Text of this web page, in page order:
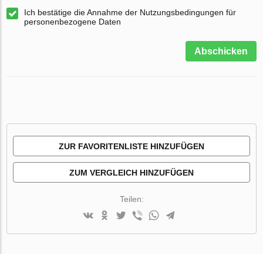
Ich bestätige die Annahme der Nutzungsbedingungen für
personenbezogene Daten
Abschicken
ZUR FAVORITENLISTE HINZUFÜGEN
ZUM VERGLEICH HINZUFÜGEN
Teilen: